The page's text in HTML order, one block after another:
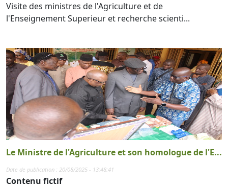
Visite des ministres de l'Agriculture et de
l'Enseignement Superieur et recherche scienti...
Le Ministre de l'Agriculture et son homologue de l'E...
Date de publication : 20/08/2025 - 13:48:41
Contenu fictif